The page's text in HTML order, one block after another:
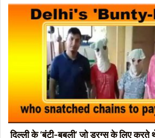
दिल्ली के ‘बंटी-बबली’ जो ड्रग्स के लिए करते